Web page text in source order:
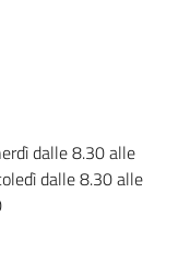
dalle 8.30 alle
dalle 8.30 alle